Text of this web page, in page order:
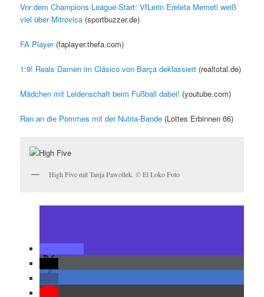
Vor dem Champions-League-Start: VfLerin Ereleta Memeti weiß
viel über Mitrovica (sportbuzzer.de)
FA Player(faplayer.thefa.com)
1:9! Reals Damen im Clásico von Barça deklassiert (realtotal.de)
Mädchen mit Leidenschaft beim Fußball dabei! (youtube.com)
Ran an die Pommes mit der Nutria-Bande (Lottes Erbinnen 66)
High Five mit Tanja Pawollek. © El Loko Foto